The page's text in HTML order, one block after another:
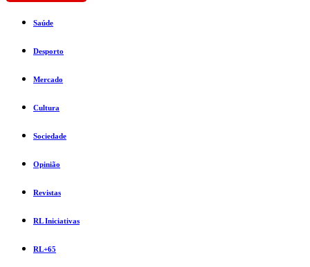
Saúde
Desporto
Mercado
Cultura
Sociedade
Opinião
Revistas
RL Iniciativas
RL+65